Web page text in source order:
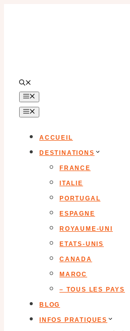
ACCUEIL
DESTINATIONS
FRANCE
ITALIE
PORTUGAL
ESPAGNE
ROYAUME-UNI
ETATS-UNIS
CANADA
MAROC
– TOUS LES PAYS
BLOG
INFOS PRATIQUES